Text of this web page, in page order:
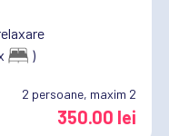
)
2 persoane, maxim 2
350.00 lei